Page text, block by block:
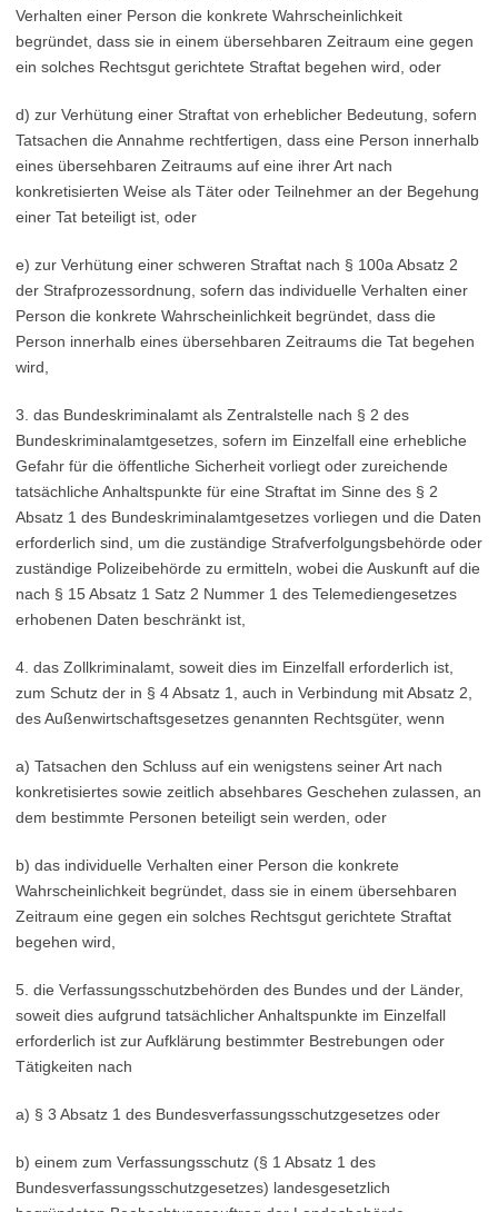
Verhalten einer Person die konkrete Wahrscheinlichkeit
begründet, dass sie in einem übersehbaren Zeitraum eine gegen
ein solches Rechtsgut gerichtete Straftat begehen wird, oder
d) zur Verhütung einer Straftat von erheblicher Bedeutung, sofern
Tatsachen die Annahme rechtfertigen, dass eine Person innerhalb
eines übersehbaren Zeitraums auf eine ihrer Art nach
konkretisierten Weise als Täter oder Teilnehmer an der Begehung
einer Tat beteiligt ist, oder
e) zur Verhütung einer schweren Straftat nach § 100a Absatz 2
der Strafprozessordnung, sofern das individuelle Verhalten einer
Person die konkrete Wahrscheinlichkeit begründet, dass die
Person innerhalb eines übersehbaren Zeitraums die Tat begehen
wird,
3. das Bundeskriminalamt als Zentralstelle nach § 2 des
Bundeskriminalamtgesetzes, sofern im Einzelfall eine erhebliche
Gefahr für die öffentliche Sicherheit vorliegt oder zureichende
tatsächliche Anhaltspunkte für eine Straftat im Sinne des § 2
Absatz 1 des Bundeskriminalamtgesetzes vorliegen und die Daten
erforderlich sind, um die zuständige Strafverfolgungsbehörde oder
zuständige Polizeibehörde zu ermitteln, wobei die Auskunft auf die
nach § 15 Absatz 1 Satz 2 Nummer 1 des Telemediengesetzes
erhobenen Daten beschränkt ist,
4. das Zollkriminalamt, soweit dies im Einzelfall erforderlich ist,
zum Schutz der in § 4 Absatz 1, auch in Verbindung mit Absatz 2,
des Außenwirtschaftsgesetzes genannten Rechtsgüter, wenn
a) Tatsachen den Schluss auf ein wenigstens seiner Art nach
konkretisiertes sowie zeitlich absehbares Geschehen zulassen, an
dem bestimmte Personen beteiligt sein werden, oder
b) das individuelle Verhalten einer Person die konkrete
Wahrscheinlichkeit begründet, dass sie in einem übersehbaren
Zeitraum eine gegen ein solches Rechtsgut gerichtete Straftat
begehen wird,
5. die Verfassungsschutzbehörden des Bundes und der Länder,
soweit dies aufgrund tatsächlicher Anhaltspunkte im Einzelfall
erforderlich ist zur Aufklärung bestimmter Bestrebungen oder
Tätigkeiten nach
a) § 3 Absatz 1 des Bundesverfassungsschutzgesetzes oder
b) einem zum Verfassungsschutz (§ 1 Absatz 1 des
Bundesverfassungsschutzgesetzes) landesgesetzlich